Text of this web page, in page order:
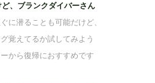
、ブランクダイバーさん
に潜ることも可能だけど、
覚えてるか試してみよう
から復帰におすすめです